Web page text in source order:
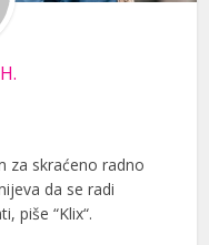
za skraćeno radno
da se radi
piše “Klix“.